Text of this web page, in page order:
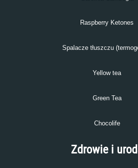
Raspberry Ketones
Spalacze tłuszczu
Yellow tea
Green Tea
Chocolife
Zdrowie i